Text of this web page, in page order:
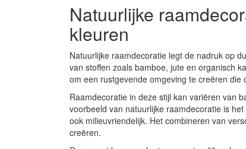
Natuurlijke
kleuren
Natuurlijke raamdecoratie legt de nadruk op
van stoffen zoals bamboe, jute en organisch
om een rustgevende omgeving te creëren
Raamdecoratie in deze stijl kan variëren van
voorbeeld van natuurlijke raamdecoratie is
ook milieuvriendelijk. Het combineren van
creëren.